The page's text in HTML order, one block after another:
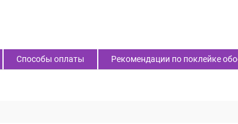
Способы оплаты Рекомендации по поклейке